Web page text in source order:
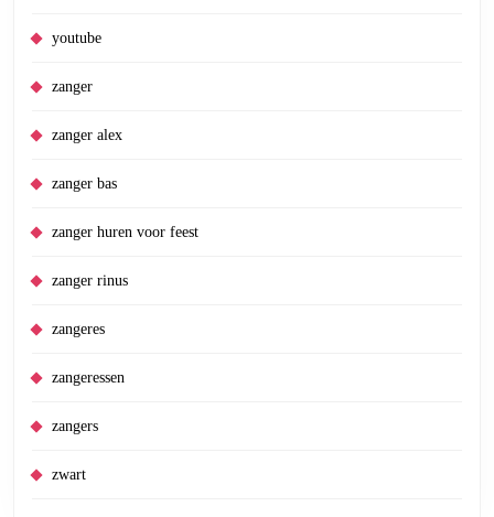
youtube
zanger
zanger alex
zanger bas
zanger huren voor feest
zanger rinus
zangeres
zangeressen
zangers
zwart